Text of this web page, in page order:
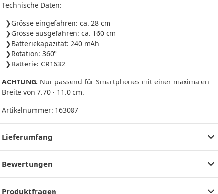
Technische Daten:
Grösse eingefahren: ca. 28 cm
Grösse ausgefahren: ca. 160 cm
Batteriekapazität: 240 mAh
Rotation: 360°
Batterie: CR1632
ACHTUNG: Nur passend für Smartphones mit einer maximalen
Breite von 7.70 - 11.0 cm.
Artikelnummer: 163087
Lieferumfang
Bewertungen
Produktfragen